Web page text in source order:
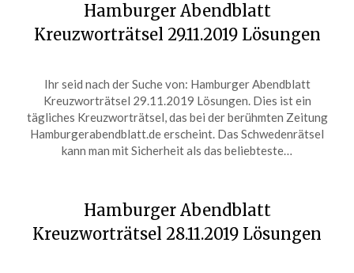
Hamburger Abendblatt
Kreuzworträtsel 29.11.2019 Lösungen
on
November
29,
2019
ardit
Ihr seid nach der Suche von: Hamburger Abendblatt
Kreuzworträtsel 29.11.2019 Lösungen. Dies ist ein
tägliches Kreuzworträtsel, das bei der berühmten Zeitung
Hamburgerabendblatt.de erscheint. Das Schwedenrätsel
kann man mit Sicherheit als das beliebteste…
Hamburger Abendblatt
Kreuzworträtsel 28.11.2019 Lösungen